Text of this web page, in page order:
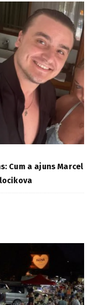
Cum a ajuns Marcel